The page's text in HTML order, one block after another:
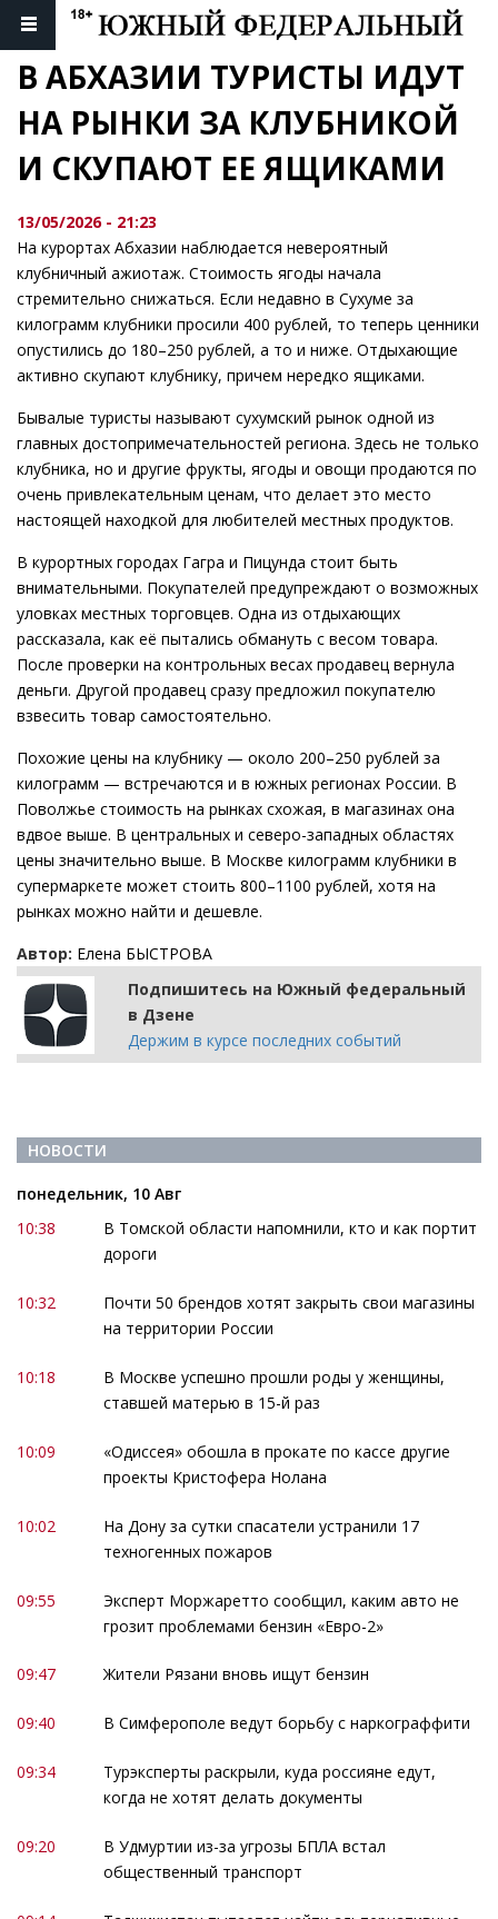
В АБХАЗИИ ТУРИСТЫ ИДУТ
НА РЫНКИ ЗА КЛУБНИКОЙ
И СКУПАЮТ ЕЕ ЯЩИКАМИ
13/05/2026 - 21:23
На курортах Абхазии наблюдается невероятный
клубничный ажиотаж. Стоимость ягоды начала
стремительно снижаться. Если недавно в Сухуме за
килограмм клубники просили 400 рублей, то теперь ценники
опустились до 180–250 рублей, а то и ниже. Отдыхающие
активно скупают клубнику, причем нередко ящиками.
Бывалые туристы называют сухумский рынок одной из
главных достопримечательностей региона. Здесь не только
клубника, но и другие фрукты, ягоды и овощи продаются по
очень привлекательным ценам, что делает это место
настоящей находкой для любителей местных продуктов.
В курортных городах Гагра и Пицунда стоит быть
внимательными. Покупателей предупреждают о возможных
уловках местных торговцев. Одна из отдыхающих
рассказала, как её пытались обмануть с весом товара.
После проверки на контрольных весах продавец вернула
деньги. Другой продавец сразу предложил покупателю
взвесить товар самостоятельно.
Похожие цены на клубнику — около 200–250 рублей за
килограмм — встречаются и в южных регионах России. В
Поволжье стоимость на рынках схожая, в магазинах она
вдвое выше. В центральных и северо-западных областях
цены значительно выше. В Москве килограмм клубники в
супермаркете может стоить 800–1100 рублей, хотя на
рынках можно найти и дешевле.
Автор: Елена БЫСТРОВА
Подпишитесь на Южный федеральный
в Дзене
Держим в курсе последних событий
НОВОСТИ
понедельник, 10 Авг
10:38
В Томской области напомнили, кто и как портит
дороги
10:32
Почти 50 брендов хотят закрыть свои магазины
на территории России
10:18
В Москве успешно прошли роды у женщины,
ставшей матерью в 15-й раз
10:09
«Одиссея» обошла в прокате по кассе другие
проекты Кристофера Нолана
10:02
На Дону за сутки спасатели устранили 17
техногенных пожаров
09:55
Эксперт Моржаретто сообщил, каким авто не
грозит проблемами бензин «Евро-2»
09:47 Жители Рязани вновь ищут бензин
09:40 В Симферополе ведут борьбу с наркограффити
09:34
Турэксперты раскрыли, куда россияне едут,
когда не хотят делать документы
09:20
В Удмуртии из-за угрозы БПЛА встал
общественный транспорт